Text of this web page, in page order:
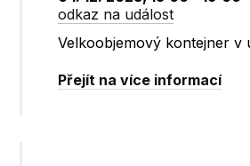
odkaz na událost
Velkoobjemový kontejner v
Přejít na více informací